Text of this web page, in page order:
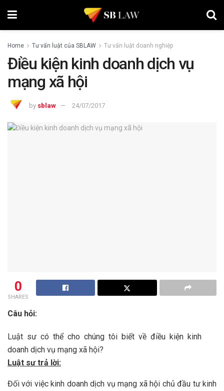
Home Tư vấn luật của SBLAW Tư vấn luật doanh nghiệp
Điều kiện kinh doanh dịch vụ
mạng xã hội
by sblaw 24/07/2017
0
SHARES
Câu hỏi:
Luật sư có thể cho chúng tôi biết về điều kiện kinh
doanh dịch vụ mạng xã hội?
Luật sư trả lời:
Đối với việc kinh doanh dịch vụ mạng xã hội chủ đầu tư kinh